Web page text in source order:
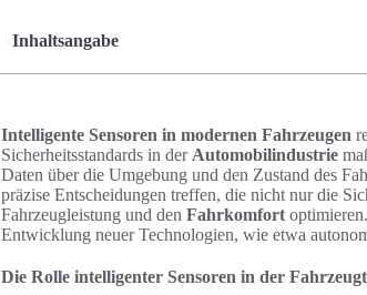
Inhaltsangabe
Intelligente Sensoren in modernen Fahrzeugen
Sicherheitsstandards in der Automobilindustrie
Daten über die Umgebung und den Zustand des
präzise Entscheidungen treffen, die nicht nur die
Fahrzeugleistung und den Fahrkomfort
Entwicklung neuer Technologien, wie etwa
Die Rolle intelligenter Sensoren in der